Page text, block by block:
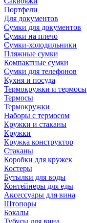
Портфели
Для документов
Сумки для документов
Сумки на плечо
Сумки-холодильники
Пляжные сумки
Компактные сумки
Сумки для телефонов
Кухня и посуда
Термокружки и термосы
Термосы
Термокружки
Наборы с термосом
Кружки и стаканы
Кружки
Кружка конструктор
Стаканы
Коробки для кружек
Костеры
Бутылки для воды
Контейнеры для еды
Аксессуары для вина
Штопоры
Бокалы
Тубусы для вина